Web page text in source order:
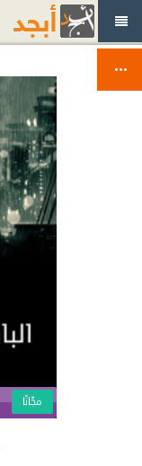
مجّانًا